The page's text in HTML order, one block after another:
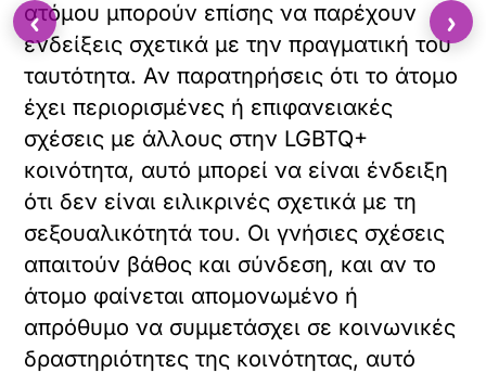
ατόμου μπορούν επίσης να παρέχουν
ενδείξεις σχετικά με την πραγματική του
ταυτότητα. Αν παρατηρήσεις ότι το άτομο
έχει περιορισμένες ή επιφανειακές
σχέσεις με άλλους στην LGBTQ+
κοινότητα, αυτό μπορεί να είναι ένδειξη
ότι δεν είναι ειλικρινές σχετικά με τη
σεξουαλικότητά του. Οι γνήσιες σχέσεις
απαιτούν βάθος και σύνδεση, και αν το
άτομο φαίνεται απομονωμένο ή
απρόθυμο να συμμετάσχει σε κοινωνικές
δραστηριότητες της κοινότητας, αυτό
‹ ›